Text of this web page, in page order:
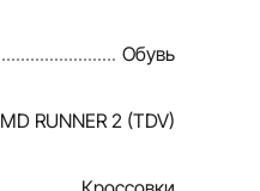
Обувь
MD RUNNER 2 (TDV)